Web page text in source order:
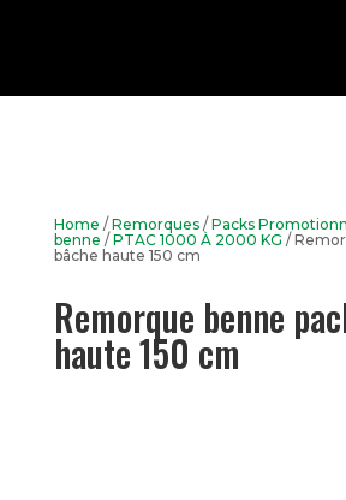
Home / Remorques/ Packs
benne / PTAC 1000 À 2000 KG /
bâche haute 150 cm
Remorque benne
haute 150 cm